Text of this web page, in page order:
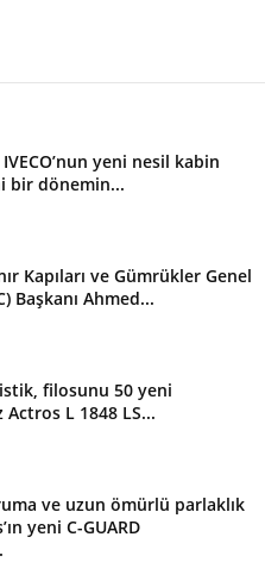
yeni nesil kabin
bir dönemin...
Kapıları ve Gümrükler Genel
Başkanı Ahmed...
filosunu 50 yeni
Actros L 1848 LS...
ve uzun ömürlü parlaklık
yeni C-GUARD